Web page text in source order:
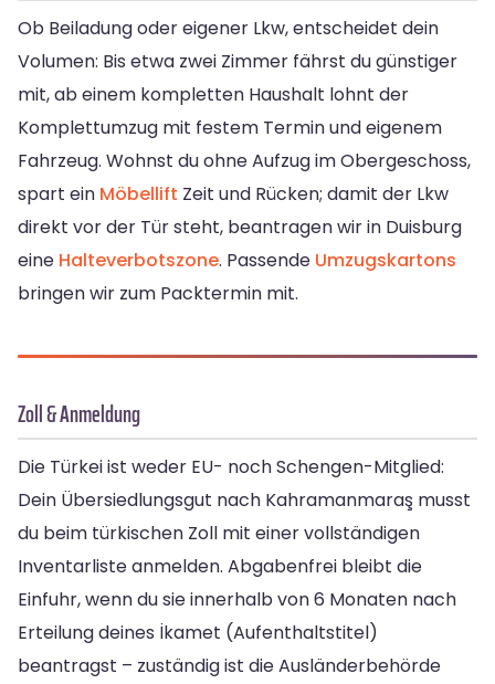
Ob Beiladung oder eigener Lkw, entscheidet dein
Volumen: Bis etwa zwei Zimmer fährst du günstiger
mit, ab einem kompletten Haushalt lohnt der
Komplettumzug mit festem Termin und eigenem
Fahrzeug. Wohnst du ohne Aufzug im Obergeschoss,
spart ein Möbellift Zeit und Rücken; damit der Lkw
direkt vor der Tür steht, beantragen wir in Duisburg
eine Halteverbotszone. Passende Umzugskartons
bringen wir zum Packtermin mit.
Zoll & Anmeldung
Die Türkei ist weder EU- noch Schengen-Mitglied:
Dein Übersiedlungsgut nach Kahramanmaraş musst
du beim türkischen Zoll mit einer vollständigen
Inventarliste anmelden. Abgabenfrei bleibt die
Einfuhr, wenn du sie innerhalb von 6 Monaten nach
Erteilung deines İkamet (Aufenthaltstitel)
beantragst – zuständig ist die Ausländerbehörde